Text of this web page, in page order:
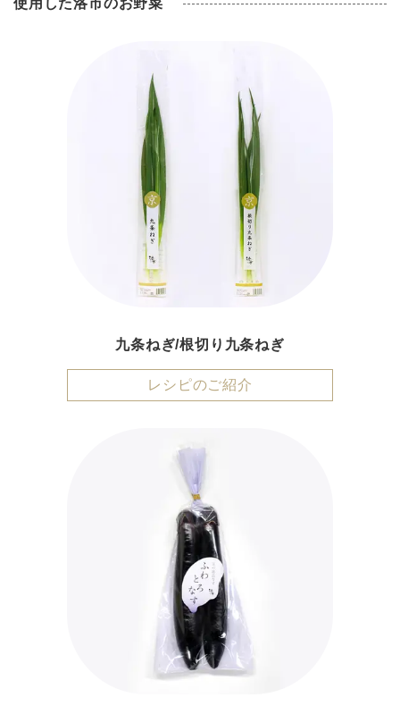
九条ねぎ/根切り九条ねぎ
レシピのご紹介